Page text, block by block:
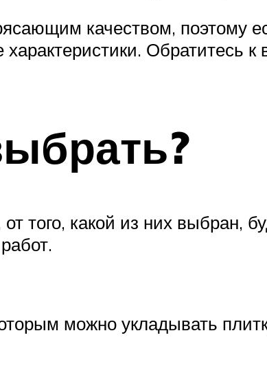
качеством, поэтому
Обратитесь
того, какой из них выбран,
можно укладывать